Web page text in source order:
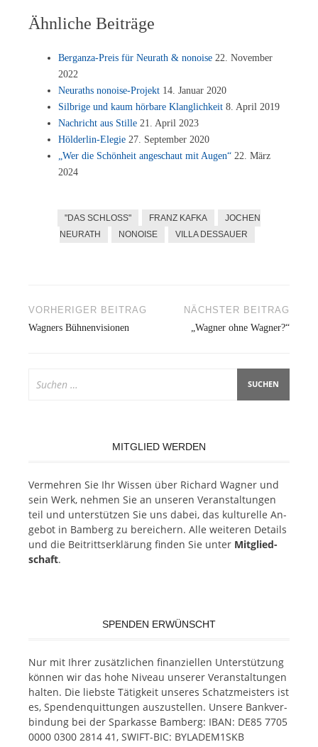
Ähnliche Beiträge
Bergan­za-Preis für Neu­r­a­th & no­noi­se 22. No­vem­ber
2022
Neu­r­a­ths no­noi­se-Pro­jekt 14. Ja­nu­ar 2020
Silb­ri­ge und kaum hör­ba­re Klang­lich­keit 8. April 2019
Nach­richt aus Stil­le 21. April 2023
Höl­der­lin-Ele­gie 27. Sep­tem­ber 2020
„Wer die Schön­heit an­ge­schaut mit Au­gen“ 22. März
2024
"DAS SCHLOSS" FRANZ KAFKA
JOCHEN
NEURATH
NONOISE VILLA DESSAUER
Beitragsnavigation
VORHERIGER BEITRAG
Wagners Bühnenvisionen
NÄCHSTER BEITRAG
„Wagner ohne Wagner?“
nach:
MITGLIED WERDEN
Ver­meh­ren Sie Ihr Wis­sen über Ri­chard Wag­ner und
sein Werk, neh­men Sie an un­se­ren Ver­an­stal­tun­gen
teil und un­ter­stüt­zen Sie uns da­bei, das kul­tu­rel­le An­
ge­bot in Bam­berg zu be­rei­chern. Alle wei­te­ren De­tails
und die Bei­tritts­er­klä­rung fin­den Sie un­ter Mit­glied­
schaft.
SPENDEN ERWÜNSCHT
Nur mit Ih­rer zu­sätz­li­chen fi­nan­zi­el­len Un­ter­stüt­zung
kön­nen wir das hohe Ni­veau un­se­rer Ver­an­stal­tun­gen
hal­ten. Die liebs­te Tä­tig­keit un­se­res Schatz­meis­ters ist
es, Spen­den­quit­tun­gen aus­zu­stel­len. Un­se­re Bank­ver­
bin­dung bei der Spar­kas­se Bam­berg: IBAN: DE85 7705
0000 0300 2814 41, SWIFT-BIC: BYLADEM1SKB